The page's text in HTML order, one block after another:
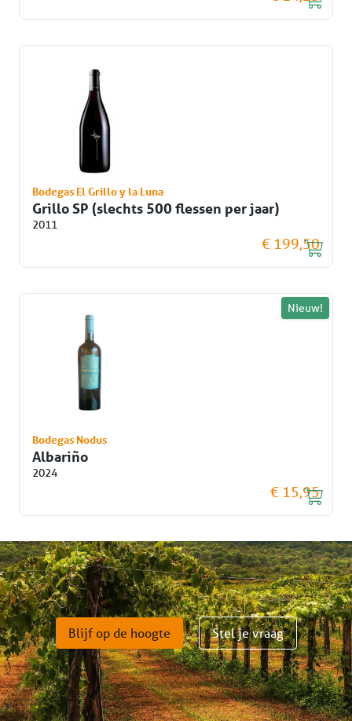
Bodegas El Grillo y la Luna
Grillo SP (slechts 500 flessen per jaar)
2011
€ 199,50
Nieuw!
Bodegas Nodus
Albariño
2024
€ 15,95
Blijf op de hoogte Stel je vraag